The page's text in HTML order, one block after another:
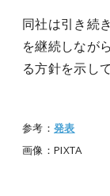
同社は引き続
を継続しなが
る方針を示し
参考： 発表
画像：PIXTA